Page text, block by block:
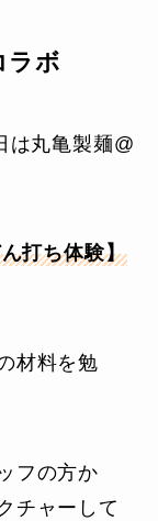
ラボ
は丸亀製麺@
打ち体験】
材料を勉
フの方か
チャーして